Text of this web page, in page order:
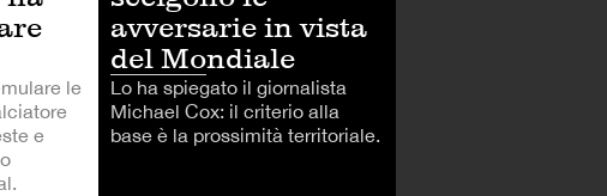
le
e
avversarie in vista
del Mondiale
Lo ha spiegato il giornalista
Michael Cox: il criterio alla
base è la prossimità territoriale.